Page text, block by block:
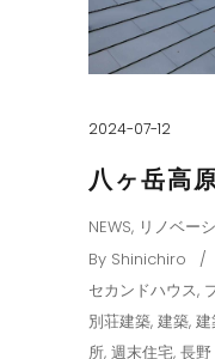
2024-07-12
八ヶ岳高
NEWS, リノベー
By Shinichiro
セカンドハウス,
別荘建築, 建築, 建
所, 週末住宅, 長野